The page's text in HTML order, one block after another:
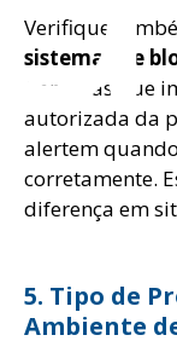
Verifique
sistemas de
barreiras que
autorizada da
alertem
corretamente.
diferença em
5. Tipo de
Ambiente